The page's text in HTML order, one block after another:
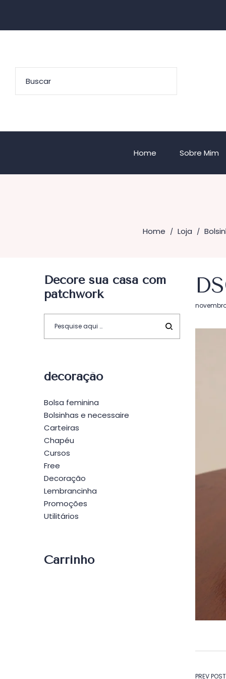
Home Sobre Mim
Home / Loja /
Postado
novembro
PREV POST
Decore sua casa com
patchwork
decoração
Bolsa feminina
Bolsinhas e necessaire
Carteiras
Chapéu
Cursos
Free
Decoração
Lembrancinha
Promoções
Utilitários
Carrinho